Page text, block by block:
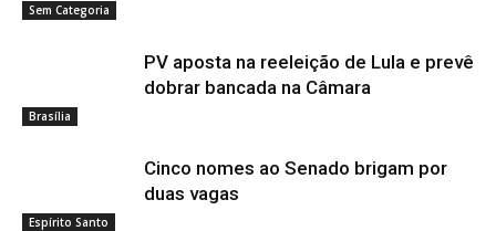
Sem Categoria
Brasília
PV aposta na reeleição de Lula e prevê
dobrar bancada na Câmara
Espírito Santo
Cinco nomes ao Senado brigam por
duas vagas